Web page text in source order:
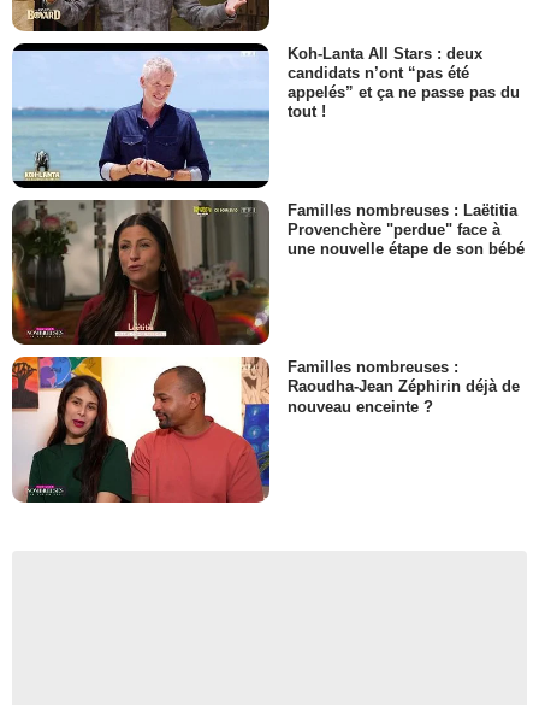
Koh-Lanta All Stars : deux
candidats n’ont “pas été
appelés” et ça ne passe pas du
tout !
Familles nombreuses : Laëtitia
Provenchère "perdue" face à
une nouvelle étape de son bébé
Familles nombreuses :
Raoudha-Jean Zéphirin déjà de
nouveau enceinte ?